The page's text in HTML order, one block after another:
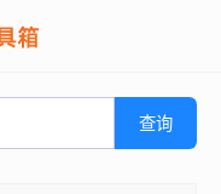
查询